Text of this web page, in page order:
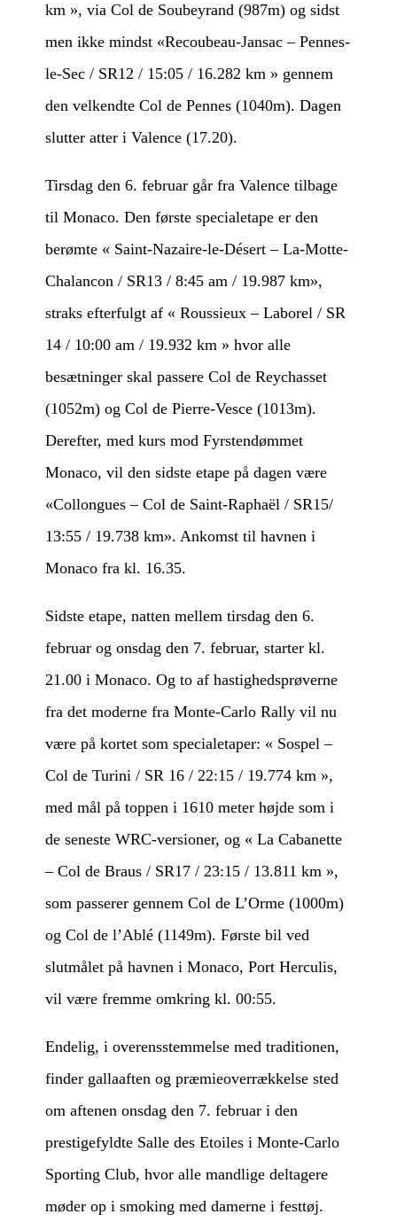
km », via Col de Soubeyrand (987m) og sidst
men ikke mindst «Recoubeau-Jansac – Pennes-
le-Sec / SR12 / 15:05 / 16.282 km » gennem
den velkendte Col de Pennes (1040m). Dagen
slutter atter i Valence (17.20).
Tirsdag den 6. februar går fra Valence tilbage
til Monaco. Den første specialetape er den
berømte « Saint-Nazaire-le-Désert – La-Motte-
Chalancon / SR13 / 8:45 am / 19.987 km»,
straks efterfulgt af « Roussieux – Laborel / SR
14 / 10:00 am / 19.932 km » hvor alle
besætninger skal passere Col de Reychasset
(1052m) og Col de Pierre-Vesce (1013m).
Derefter, med kurs mod Fyrstendømmet
Monaco, vil den sidste etape på dagen være
«Collongues – Col de Saint-Raphaël / SR15/
13:55 / 19.738 km». Ankomst til havnen i
Monaco fra kl. 16.35.
Sidste etape, natten mellem tirsdag den 6.
februar og onsdag den 7. februar, starter kl.
21.00 i Monaco. Og to af hastighedsprøverne
fra det moderne fra Monte-Carlo Rally vil nu
være på kortet som specialetaper: « Sospel –
Col de Turini / SR 16 / 22:15 / 19.774 km »,
med mål på toppen i 1610 meter højde som i
de seneste WRC-versioner, og « La Cabanette
– Col de Braus / SR17 / 23:15 / 13.811 km »,
som passerer gennem Col de L’Orme (1000m)
og Col de l’Ablé (1149m). Første bil ved
slutmålet på havnen i Monaco, Port Herculis,
vil være fremme omkring kl. 00:55.
Endelig, i overensstemmelse med traditionen,
finder gallaaften og præmieoverrækkelse sted
om aftenen onsdag den 7. februar i den
prestigefyldte Salle des Etoiles i Monte-Carlo
Sporting Club, hvor alle mandlige deltagere
møder op i smoking med damerne i festtøj.